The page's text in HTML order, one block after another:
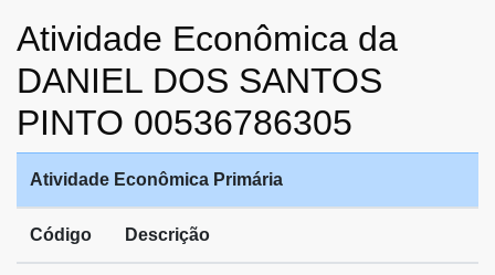
Atividade Econômica da
DANIEL DOS SANTOS
PINTO 00536786305
Atividade Econômica Primária
Código Descrição